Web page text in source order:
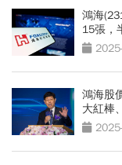
鴻海
15張，
鴻海股
大紅棒